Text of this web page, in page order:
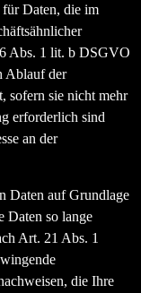
Daten, die im
Abs. 1 lit. b DSGVO
Ablauf der
sofern sie nicht mehr
erforderlich sind
an der
Daten auf Grundlage
Daten so lange
Art. 21 Abs. 1
die Ihre